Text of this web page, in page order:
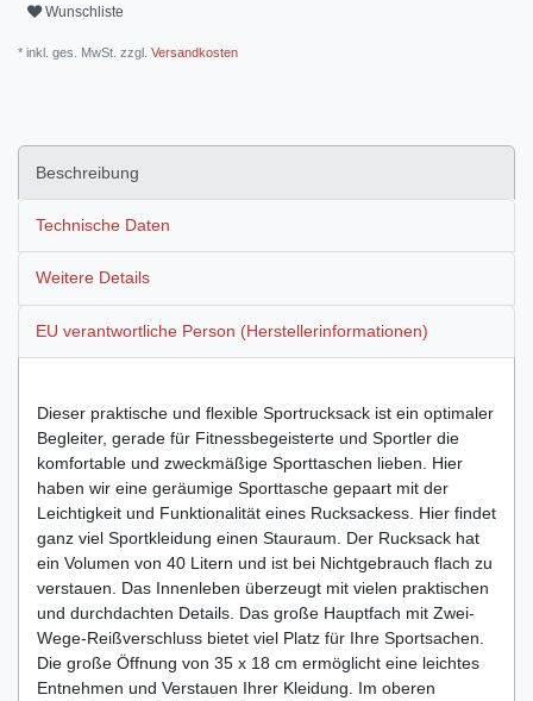
Wunschliste
* inkl. ges. MwSt. zzgl. Versandkosten
Beschreibung
Technische Daten
Weitere Details
EU verantwortliche Person (Herstellerinformationen)
Dieser praktische und flexible Sportrucksack ist ein optimaler
Begleiter, gerade für Fitnessbegeisterte und Sportler die
komfortable und zweckmäßige Sporttaschen lieben. Hier
haben wir eine geräumige Sporttasche gepaart mit der
Leichtigkeit und Funktionalität eines Rucksackess. Hier findet
ganz viel Sportkleidung einen Stauraum. Der Rucksack hat
ein Volumen von 40 Litern und ist bei Nichtgebrauch flach zu
verstauen. Das Innenleben überzeugt mit vielen praktischen
und durchdachten Details. Das große Hauptfach mit Zwei-
Wege-Reißverschluss bietet viel Platz für Ihre Sportsachen.
Die große Öffnung von 35 x 18 cm ermöglicht eine leichtes
Entnehmen und Verstauen Ihrer Kleidung. Im oberen